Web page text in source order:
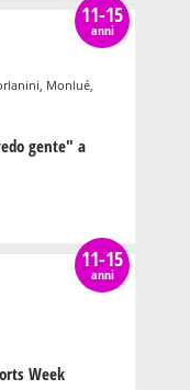
11-15
anni
Monlué,
gente" a
11-15
anni
Week